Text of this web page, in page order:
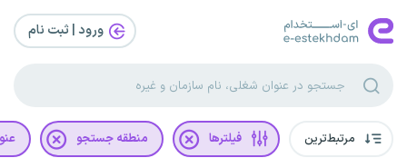
ورود | ثبت‌ نام
مرتبط‌ترین فیلترها منطقه جستجو